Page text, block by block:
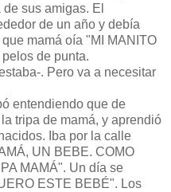
sus amigas. El
de un año y debía
mamá oía "MI MANITO
de punta.
. Pero va a necesitar
entendiendo que de
tripa de mamá, y aprendió
Iba por la calle
UN BEBE. COMO
MAMÁ". Un día se
ESTE BEBÉ". Los